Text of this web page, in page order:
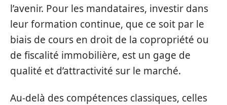
l’avenir. Pour les mandataires, investir dans
leur formation continue, que ce soit par le
biais de cours en droit de la copropriété ou
de fiscalité immobilière, est un gage de
qualité et d’attractivité sur le marché.
Au-delà des compétences classiques, celles